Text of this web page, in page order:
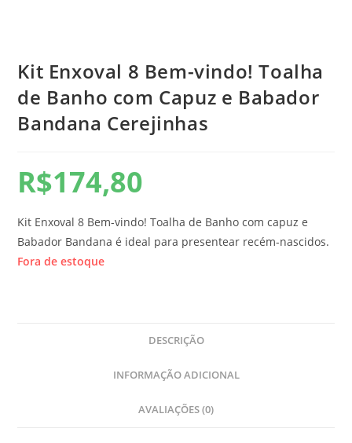
Kit Enxoval 8 Bem-vindo! Toalha
de Banho com Capuz e Babador
Bandana Cerejinhas
R$174,80
Kit Enxoval 8 Bem-vindo! Toalha de Banho com capuz e
Babador Bandana é ideal para presentear recém-nascidos.
Fora de estoque
DESCRIÇÃO
INFORMAÇÃO ADICIONAL
AVALIAÇÕES (0)